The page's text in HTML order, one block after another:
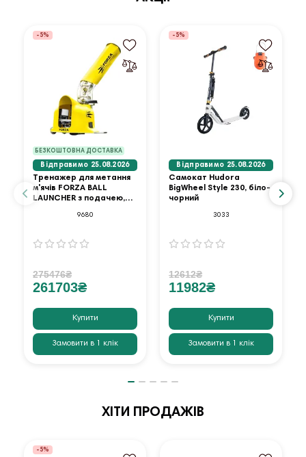
БЕЗКОШТОВНА ДОСТАВКА
-5%
Відправимо 25.08.2026
Тренажер для метання
м'ячів FORZA BALL
LAUNCHER з подачею,
9680
275476₴
261703₴
Купити
Замовити в 1 клік
-5%
Відправимо 25.08.2026
Самокат Hudora
BigWheel Style 230, біло-
чорний
3033
12612₴
11982₴
Купити
Замовити в 1 клік
ХІТИ ПРОДАЖІВ
-5%